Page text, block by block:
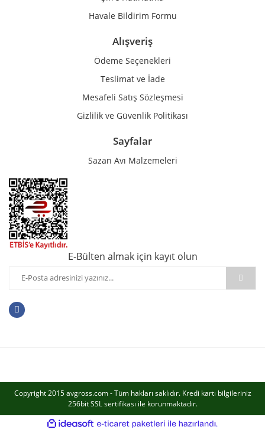
Havale Bildirim Formu
Alışveriş
Ödeme Seçenekleri
Teslimat ve İade
Mesafeli Satış Sözleşmesi
Gizlilik ve Güvenlik Politikası
Sayfalar
Sazan Avı Malzemeleri
E-Bülten almak için kayıt olun
Copyright 2015 avgross.com - Tüm hakları saklıdır. Kredi kartı bilgileriniz
256bit SSL sertifikası ile korunmaktadır.
ideasoft e-